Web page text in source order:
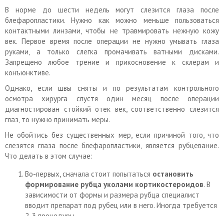
В норме до шести недель могут слезится глаза после
блефаропластики. Нужно как можно меньше пользоваться
контактными линзами, чтобы не травмировать нежную кожу
век. Первое время после операции не нужно умывать глаза
руками, а только слегка промачивать ватными дисками.
Запрещено любое трение и прикосновение к склерам и
конъюнктиве.
Однако, если швы сняты и по результатам контрольного
осмотра хирурга спустя один месяц после операции
диагностирован стойкий отек век, соответственно слезится
глаз, то нужно принимать меры.
Не обойтись без существенных мер, если причиной того, что
слезятся глаза после блефаропластики, является рубцевание.
Что делать в этом случае:
Во-первых, сначала стоит попытаться остановить
формирование рубца уколами кортикостероидов. В
зависимости от формы и размера рубца специалист
вводит препарат под рубец или в него. Иногда требуется